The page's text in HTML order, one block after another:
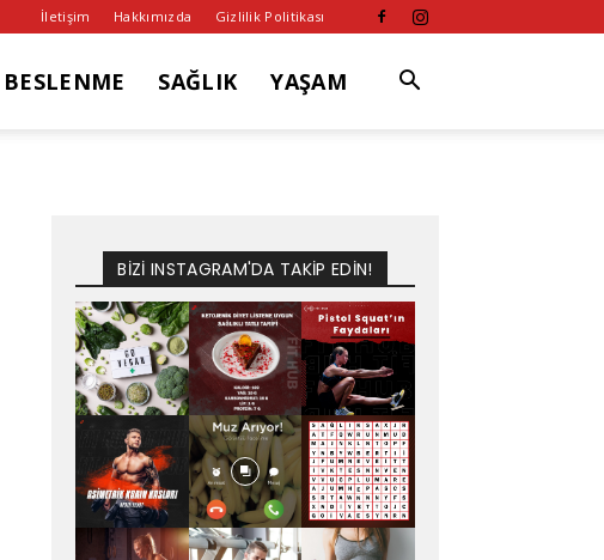
İletişim Hakkımızda Gizlilik Politikası
BESLENME SAĞLIK YAŞAM
BİZİ INSTAGRAM'DA TAKİP EDİN!